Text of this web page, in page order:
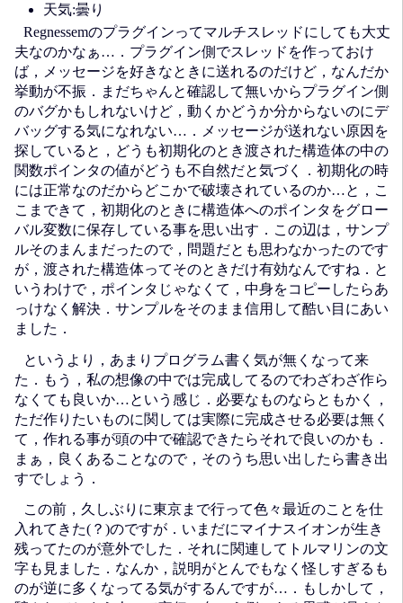
天気:曇り
Regnessemのプラグインってマルチスレッドにしても大丈
夫なのかなぁ…．プラグイン側でスレッドを作っておけ
ば，メッセージを好きなときに送れるのだけど，なんだか
挙動が不振．まだちゃんと確認して無いからプラグイン側
のバグかもしれないけど，動くかどうか分からないのにデ
バッグする気になれない…．メッセージが送れない原因を
探していると，どうも初期化のとき渡された構造体の中の
関数ポインタの値がどうも不自然だと気づく．初期化の時
には正常なのだからどこかで破壊されているのか…と，こ
こまできて，初期化のときに構造体へのポインタをグロー
バル変数に保存している事を思い出す．この辺は，サンプ
ルそのまんまだったので，問題だとも思わなかったのです
が，渡された構造体ってそのときだけ有効なんですね．と
いうわけで，ポインタじゃなくて，中身をコピーしたらあ
っけなく解決．サンプルをそのまま信用して酷い目にあい
ました．
というより，あまりプログラム書く気が無くなって来
た．もう，私の想像の中では完成してるのでわざわざ作ら
なくても良いか…という感じ．必要なものならともかく，
ただ作りたいものに関しては実際に完成させる必要は無く
て，作れる事が頭の中で確認できたらそれで良いのかも．
まぁ，良くあることなので，そのうち思い出したら書き出
すでしょう．
この前，久しぶりに東京まで行って色々最近のことを仕
入れてきた(？)のですが．いまだにマイナスイオンが生き
残ってたのが意外でした．それに関連してトルマリンの文
字も見ました．なんか，説明がとんでもなく怪しすぎるも
のが逆に多くなってる気がするんですが…．もしかして，